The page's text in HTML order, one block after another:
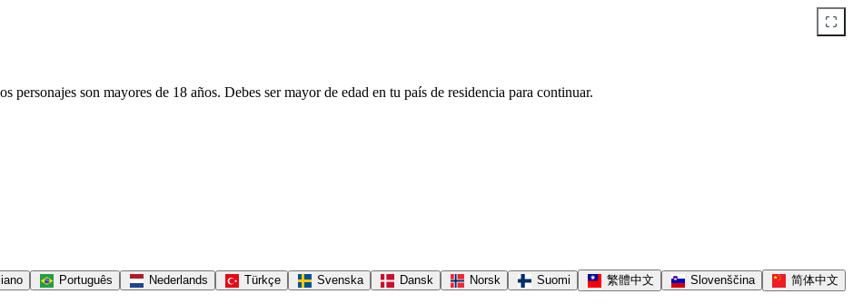
son mayores de 18 años. Debes ser mayor de edad en tu país de residencia para continuar.
Português Nederlands Türkçe Svenska Dansk Norsk Suomi 繁體中文 Slovenščina 简体中文